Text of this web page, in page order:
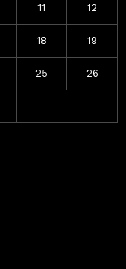
11 12
18 19
25 26